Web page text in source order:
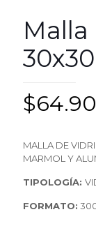
$
MALL A DEVIDRI
MARMOL Y
TIPOLOGÍA:
FORMATO: